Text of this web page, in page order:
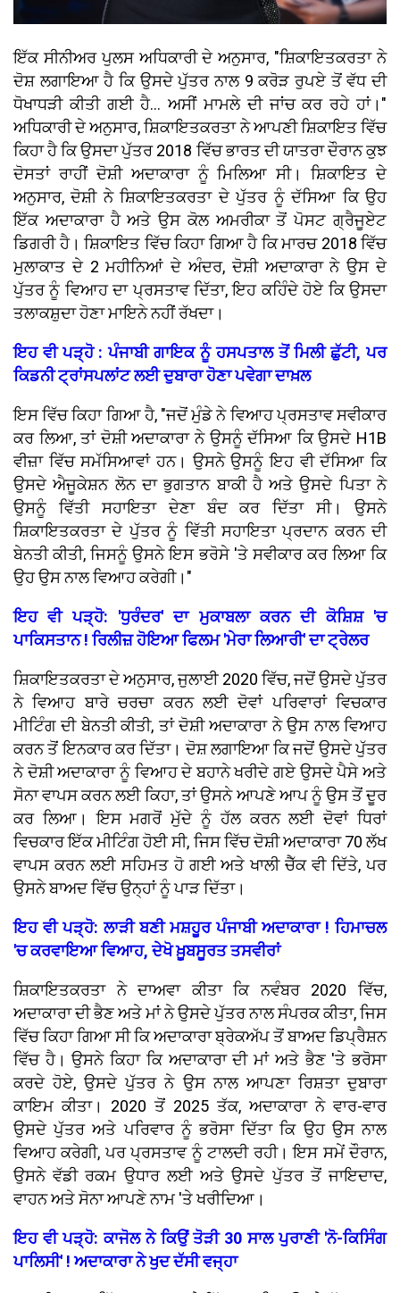
ਇੱਕ ਸੀਨੀਅਰ ਪੁਲਸ ਅਧਿਕਾਰੀ ਦੇ ਅਨੁਸਾਰ, "ਸ਼ਿਕਾਇਤਕਰਤਾ ਨੇ
ਦੋਸ਼ ਲਗਾਇਆ ਹੈ ਕਿ ਉਸਦੇ ਪੁੱਤਰ ਨਾਲ 9 ਕਰੋੜ ਰੁਪਏ ਤੋਂ ਵੱਧ ਦੀ
ਧੋਖਾਧੜੀ ਕੀਤੀ ਗਈ ਹੈ... ਅਸੀਂ ਮਾਮਲੇ ਦੀ ਜਾਂਚ ਕਰ ਰਹੇ ਹਾਂ।"
ਅਧਿਕਾਰੀ ਦੇ ਅਨੁਸਾਰ, ਸ਼ਿਕਾਇਤਕਰਤਾ ਨੇ ਆਪਣੀ ਸ਼ਿਕਾਇਤ ਵਿੱਚ
ਕਿਹਾ ਹੈ ਕਿ ਉਸਦਾ ਪੁੱਤਰ 2018 ਵਿੱਚ ਭਾਰਤ ਦੀ ਯਾਤਰਾ ਦੌਰਾਨ ਕੁਝ
ਦੋਸਤਾਂ ਰਾਹੀਂ ਦੋਸ਼ੀ ਅਦਾਕਾਰਾ ਨੂੰ ਮਿਲਿਆ ਸੀ। ਸ਼ਿਕਾਇਤ ਦੇ
ਅਨੁਸਾਰ, ਦੋਸ਼ੀ ਨੇ ਸ਼ਿਕਾਇਤਕਰਤਾ ਦੇ ਪੁੱਤਰ ਨੂੰ ਦੱਸਿਆ ਕਿ ਉਹ
ਇੱਕ ਅਦਾਕਾਰਾ ਹੈ ਅਤੇ ਉਸ ਕੋਲ ਅਮਰੀਕਾ ਤੋਂ ਪੋਸਟ ਗ੍ਰੈਜੂਏਟ
ਡਿਗਰੀ ਹੈ। ਸ਼ਿਕਾਇਤ ਵਿੱਚ ਕਿਹਾ ਗਿਆ ਹੈ ਕਿ ਮਾਰਚ 2018 ਵਿੱਚ
ਮੁਲਾਕਾਤ ਦੇ 2 ਮਹੀਨਿਆਂ ਦੇ ਅੰਦਰ, ਦੋਸ਼ੀ ਅਦਾਕਾਰਾ ਨੇ ਉਸ ਦੇ
ਪੁੱਤਰ ਨੂੰ ਵਿਆਹ ਦਾ ਪ੍ਰਸਤਾਵ ਦਿੱਤਾ, ਇਹ ਕਹਿੰਦੇ ਹੋਏ ਕਿ ਉਸਦਾ
ਤਲਾਕਸ਼ੁਦਾ ਹੋਣਾ ਮਾਇਨੇ ਨਹੀਂ ਰੱਖਦਾ।
ਇਹ ਵੀ ਪੜ੍ਹੋ : ਪੰਜਾਬੀ ਗਾਇਕ ਨੂੰ ਹਸਪਤਾਲ ਤੋਂ ਮਿਲੀ ਛੁੱਟੀ, ਪਰ
ਕਿਡਨੀ ਟ੍ਰਾਂਸਪਲਾਂਟ ਲਈ ਦੁਬਾਰਾ ਹੋਣਾ ਪਵੇਗਾ ਦਾਖ਼ਲ
ਇਸ ਵਿੱਚ ਕਿਹਾ ਗਿਆ ਹੈ, "ਜਦੋਂ ਮੁੰਡੇ ਨੇ ਵਿਆਹ ਪ੍ਰਸਤਾਵ ਸਵੀਕਾਰ
ਕਰ ਲਿਆ, ਤਾਂ ਦੋਸ਼ੀ ਅਦਾਕਾਰਾ ਨੇ ਉਸਨੂੰ ਦੱਸਿਆ ਕਿ ਉਸਦੇ H1B
ਵੀਜ਼ਾ ਵਿੱਚ ਸਮੱਸਿਆਵਾਂ ਹਨ। ਉਸਨੇ ਉਸਨੂੰ ਇਹ ਵੀ ਦੱਸਿਆ ਕਿ
ਉਸਦੇ ਐਜੂਕੇਸ਼ਨ ਲੋਨ ਦਾ ਭੁਗਤਾਨ ਬਾਕੀ ਹੈ ਅਤੇ ਉਸਦੇ ਪਿਤਾ ਨੇ
ਉਸਨੂੰ ਵਿੱਤੀ ਸਹਾਇਤਾ ਦੇਣਾ ਬੰਦ ਕਰ ਦਿੱਤਾ ਸੀ। ਉਸਨੇ
ਸ਼ਿਕਾਇਤਕਰਤਾ ਦੇ ਪੁੱਤਰ ਨੂੰ ਵਿੱਤੀ ਸਹਾਇਤਾ ਪ੍ਰਦਾਨ ਕਰਨ ਦੀ
ਬੇਨਤੀ ਕੀਤੀ, ਜਿਸਨੂੰ ਉਸਨੇ ਇਸ ਭਰੋਸੇ 'ਤੇ ਸਵੀਕਾਰ ਕਰ ਲਿਆ ਕਿ
ਉਹ ਉਸ ਨਾਲ ਵਿਆਹ ਕਰੇਗੀ।"
ਇਹ ਵੀ ਪੜ੍ਹੋ: 'ਧੁਰੰਦਰ' ਦਾ ਮੁਕਾਬਲਾ ਕਰਨ ਦੀ ਕੋਸ਼ਿਸ਼ 'ਚ
ਪਾਕਿਸਤਾਨ ! ਰਿਲੀਜ਼ ਹੋਇਆ ਫਿਲਮ 'ਮੇਰਾ ਲਿਆਰੀ' ਦਾ ਟ੍ਰੇਲਰ
ਸ਼ਿਕਾਇਤਕਰਤਾ ਦੇ ਅਨੁਸਾਰ, ਜੁਲਾਈ 2020 ਵਿੱਚ, ਜਦੋਂ ਉਸਦੇ ਪੁੱਤਰ
ਨੇ ਵਿਆਹ ਬਾਰੇ ਚਰਚਾ ਕਰਨ ਲਈ ਦੋਵਾਂ ਪਰਿਵਾਰਾਂ ਵਿਚਕਾਰ
ਮੀਟਿੰਗ ਦੀ ਬੇਨਤੀ ਕੀਤੀ, ਤਾਂ ਦੋਸ਼ੀ ਅਦਾਕਾਰਾ ਨੇ ਉਸ ਨਾਲ ਵਿਆਹ
ਕਰਨ ਤੋਂ ਇਨਕਾਰ ਕਰ ਦਿੱਤਾ। ਦੋਸ਼ ਲਗਾਇਆ ਕਿ ਜਦੋਂ ਉਸਦੇ ਪੁੱਤਰ
ਨੇ ਦੋਸ਼ੀ ਅਦਾਕਾਰਾ ਨੂੰ ਵਿਆਹ ਦੇ ਬਹਾਨੇ ਖਰੀਦੇ ਗਏ ਉਸਦੇ ਪੈਸੇ ਅਤੇ
ਸੋਨਾ ਵਾਪਸ ਕਰਨ ਲਈ ਕਿਹਾ, ਤਾਂ ਉਸਨੇ ਆਪਣੇ ਆਪ ਨੂੰ ਉਸ ਤੋਂ ਦੂਰ
ਕਰ ਲਿਆ। ਇਸ ਮਗਰੋਂ ਮੁੱਦੇ ਨੂੰ ਹੱਲ ਕਰਨ ਲਈ ਦੋਵਾਂ ਧਿਰਾਂ
ਵਿਚਕਾਰ ਇੱਕ ਮੀਟਿੰਗ ਹੋਈ ਸੀ, ਜਿਸ ਵਿੱਚ ਦੋਸ਼ੀ ਅਦਾਕਾਰਾ ₹70 ਲੱਖ
ਵਾਪਸ ਕਰਨ ਲਈ ਸਹਿਮਤ ਹੋ ਗਈ ਅਤੇ ਖਾਲੀ ਚੈੱਕ ਵੀ ਦਿੱਤੇ, ਪਰ
ਉਸਨੇ ਬਾਅਦ ਵਿੱਚ ਉਨ੍ਹਾਂ ਨੂੰ ਪਾੜ ਦਿੱਤਾ।
ਇਹ ਵੀ ਪੜ੍ਹੋ: ਲਾੜੀ ਬਣੀ ਮਸ਼ਹੂਰ ਪੰਜਾਬੀ ਅਦਾਕਾਰਾ ! ਹਿਮਾਚਲ
'ਚ ਕਰਵਾਇਆ ਵਿਆਹ, ਦੇਖੋ ਖ਼ੂਬਸੂਰਤ ਤਸਵੀਰਾਂ
ਸ਼ਿਕਾਇਤਕਰਤਾ ਨੇ ਦਾਅਵਾ ਕੀਤਾ ਕਿ ਨਵੰਬਰ 2020 ਵਿੱਚ,
ਅਦਾਕਾਰਾ ਦੀ ਭੈਣ ਅਤੇ ਮਾਂ ਨੇ ਉਸਦੇ ਪੁੱਤਰ ਨਾਲ ਸੰਪਰਕ ਕੀਤਾ, ਜਿਸ
ਵਿੱਚ ਕਿਹਾ ਗਿਆ ਸੀ ਕਿ ਅਦਾਕਾਰਾ ਬ੍ਰੇਕਅੱਪ ਤੋਂ ਬਾਅਦ ਡਿਪ੍ਰੈਸ਼ਨ
ਵਿੱਚ ਹੈ। ਉਸਨੇ ਕਿਹਾ ਕਿ ਅਦਾਕਾਰਾ ਦੀ ਮਾਂ ਅਤੇ ਭੈਣ 'ਤੇ ਭਰੋਸਾ
ਕਰਦੇ ਹੋਏ, ਉਸਦੇ ਪੁੱਤਰ ਨੇ ਉਸ ਨਾਲ ਆਪਣਾ ਰਿਸ਼ਤਾ ਦੁਬਾਰਾ
ਕਾਇਮ ਕੀਤਾ। 2020 ਤੋਂ 2025 ਤੱਕ, ਅਦਾਕਾਰਾ ਨੇ ਵਾਰ-ਵਾਰ
ਉਸਦੇ ਪੁੱਤਰ ਅਤੇ ਪਰਿਵਾਰ ਨੂੰ ਭਰੋਸਾ ਦਿੱਤਾ ਕਿ ਉਹ ਉਸ ਨਾਲ
ਵਿਆਹ ਕਰੇਗੀ, ਪਰ ਪ੍ਰਸਤਾਵ ਨੂੰ ਟਾਲਦੀ ਰਹੀ। ਇਸ ਸਮੇਂ ਦੌਰਾਨ,
ਉਸਨੇ ਵੱਡੀ ਰਕਮ ਉਧਾਰ ਲਈ ਅਤੇ ਉਸਦੇ ਪੁੱਤਰ ਤੋਂ ਜਾਇਦਾਦ,
ਵਾਹਨ ਅਤੇ ਸੋਨਾ ਆਪਣੇ ਨਾਮ 'ਤੇ ਖਰੀਦਿਆ।
ਇਹ ਵੀ ਪੜ੍ਹੋ: ਕਾਜੋਲ ਨੇ ਕਿਉਂ ਤੋੜੀ 30 ਸਾਲ ਪੁਰਾਣੀ 'ਨੋ-ਕਿਸਿੰਗ
ਪਾਲਿਸੀ' ! ਅਦਾਕਾਰਾ ਨੇ ਖੁਦ ਦੱਸੀ ਵਜ੍ਹਾ